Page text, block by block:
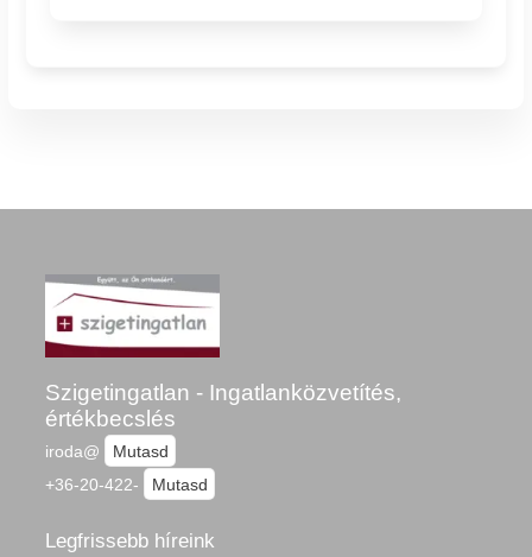
Szigetingatlan - Ingatlanközvetítés,
értékbecslés
iroda@
Mutasd
+36-20-422-
Mutasd
Legfrissebb híreink